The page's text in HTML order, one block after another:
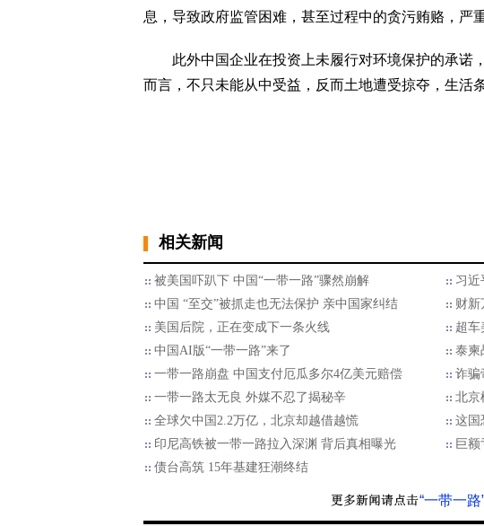
息，导致政府监管困难，甚至过程中的贪污贿赂，严
此外中国企业在投资上未履行对环境保护的承诺
而言，不只未能从中受益，反而土地遭受掠夺，生活
相关新闻
被美国吓趴下 中国“一带一路”骤然崩解
习近
中国 “至交”被抓走也无法保护 亲中国家纠结
财新
美国后院，正在变成下一条火线
超车
中国AI版“一带一路”来了
泰柬
一带一路崩盘 中国支付厄瓜多尔4亿美元赔偿
诈骗
一带一路太无良 外媒不忍了揭秘辛
北京
全球欠中国2.2万亿，北京却越借越慌
这国
印尼高铁被一带一路拉入深渊 背后真相曝光
巨
债台高筑 15年基建狂潮终结
“一带一路